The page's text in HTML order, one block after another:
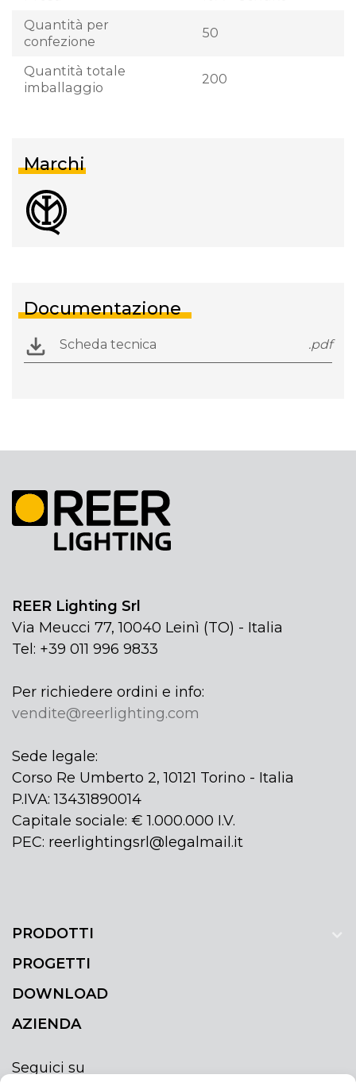
Quantità per
confezione
50
Quantità totale
imballaggio
200
Marchi
Documentazione
Scheda tecnica .pdf
REER Lighting Srl
Via Meucci 77, 10040 Leinì (TO) - Italia
Tel: +39 011 996 9833
Per richiedere ordini e info:
vendite@reerlighting.com
Sede legale:
Corso Re Umberto 2, 10121 Torino - Italia
P.IVA: 13431890014
Capitale sociale: € 1.000.000 I.V.
PEC: reerlightingsrl@legalmail.it
PRODOTTI
PROGETTI
DOWNLOAD
AZIENDA
Seguici su